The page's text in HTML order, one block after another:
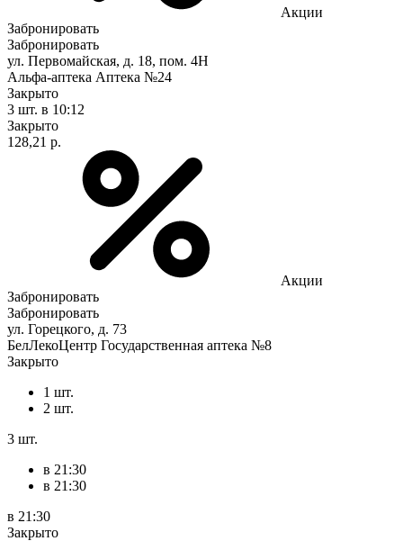
Акции
Забронировать
Забронировать
ул. Первомайская, д. 18, пом. 4Н
Альфа-аптека Аптека №24
Закрыто
3 шт. в 10:12
Закрыто
128,21 р.
Акции
Забронировать
Забронировать
ул. Горецкого, д. 73
БелЛекоЦентр Государственная аптека №8
Закрыто
1 шт.
2 шт.
3 шт.
в 21:30
в 21:30
в 21:30
Закрыто